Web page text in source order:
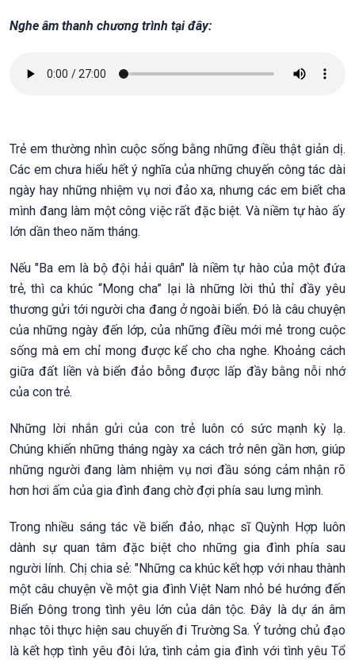
Nghe âm thanh chương trình tại đây:
Trẻ em thường nhìn cuộc sống bằng những điều thật giản dị.
Các em chưa hiểu hết ý nghĩa của những chuyến công tác dài
ngày hay những nhiệm vụ nơi đảo xa, nhưng các em biết cha
mình đang làm một công việc rất đặc biệt. Và niềm tự hào ấy
lớn dần theo năm tháng.
Nếu "Ba em là bộ đội hải quân" là niềm tự hào của một đứa
trẻ, thì ca khúc “Mong cha” lại là những lời thủ thỉ đầy yêu
thương gửi tới người cha đang ở ngoài biển. Đó là câu chuyện
của những ngày đến lớp, của những điều mới mẻ trong cuộc
sống mà em chỉ mong được kể cho cha nghe. Khoảng cách
giữa đất liền và biển đảo bỗng được lấp đầy bằng nỗi nhớ
của con trẻ.
Những lời nhắn gửi của con trẻ luôn có sức mạnh kỳ lạ.
Chúng khiến những tháng ngày xa cách trở nên gần hơn, giúp
những người đang làm nhiệm vụ nơi đầu sóng cảm nhận rõ
hơn hơi ấm của gia đình đang chờ đợi phía sau lưng mình.
Trong nhiều sáng tác về biển đảo, nhạc sĩ Quỳnh Hợp luôn
dành sự quan tâm đặc biệt cho những gia đình phía sau
người lính. Chị chia sẻ: "Những ca khúc kết hợp với nhau thành
một câu chuyện về một gia đình Việt Nam nhỏ bé hướng đến
Biển Đông trong tình yêu lớn của dân tộc. Đây là dự án âm
nhạc tôi thực hiện sau chuyến đi Trường Sa. Ý tưởng chủ đạo
là kết hợp tình yêu đôi lứa, tình cảm gia đình với tình yêu Tổ